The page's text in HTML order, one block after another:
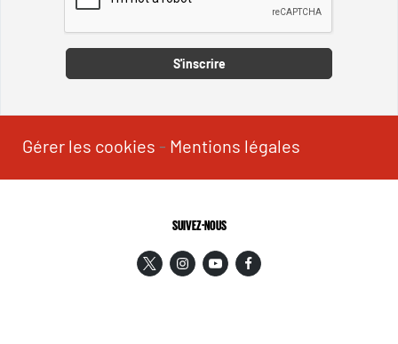
S'inscrire
Gérer les cookies - Mentions légales
SUIVEZ-NOUS